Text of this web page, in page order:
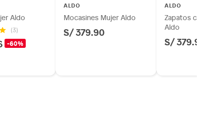
Aldo
(3)
-60%
ALDO
Mocasines Mujer Aldo
S/ 379.90
ALDO
Zapatos
Aldo
S/ 379.90